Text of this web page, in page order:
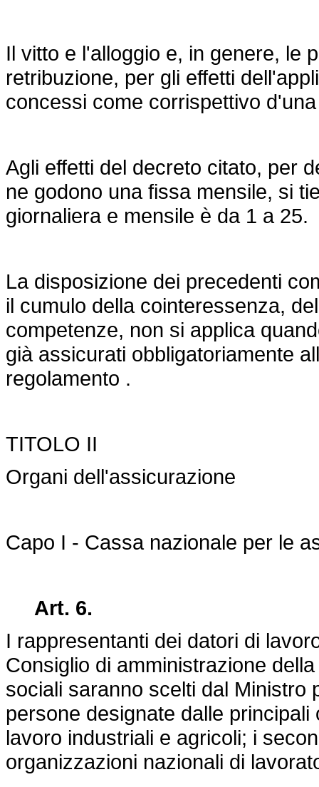
Il vitto e l'alloggio e, in genere, le
retribuzione, per gli effetti
concessi come corrispettivo
Agli effetti del decreto citato, per
ne godono una fissa mensile, si
giornaliera e mensile è da 1 a 25.
La disposizione dei precedenti
il cumulo della cointeressenza,
competenze, non si applica
già assicurati obbligatoriamente
regolamento .
TITOLO II
Organi dell'assicurazione
Capo I - Cassa nazionale per le
Art. 6.
I rappresentanti dei datori di
Consiglio di amministrazione
sociali saranno scelti dal Ministro
persone designate dalle
lavoro industriali e agricoli; i
organizzazioni nazionali di